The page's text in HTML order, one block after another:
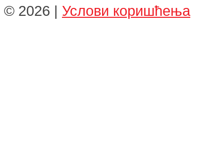
© 2026 | Услови коришћења